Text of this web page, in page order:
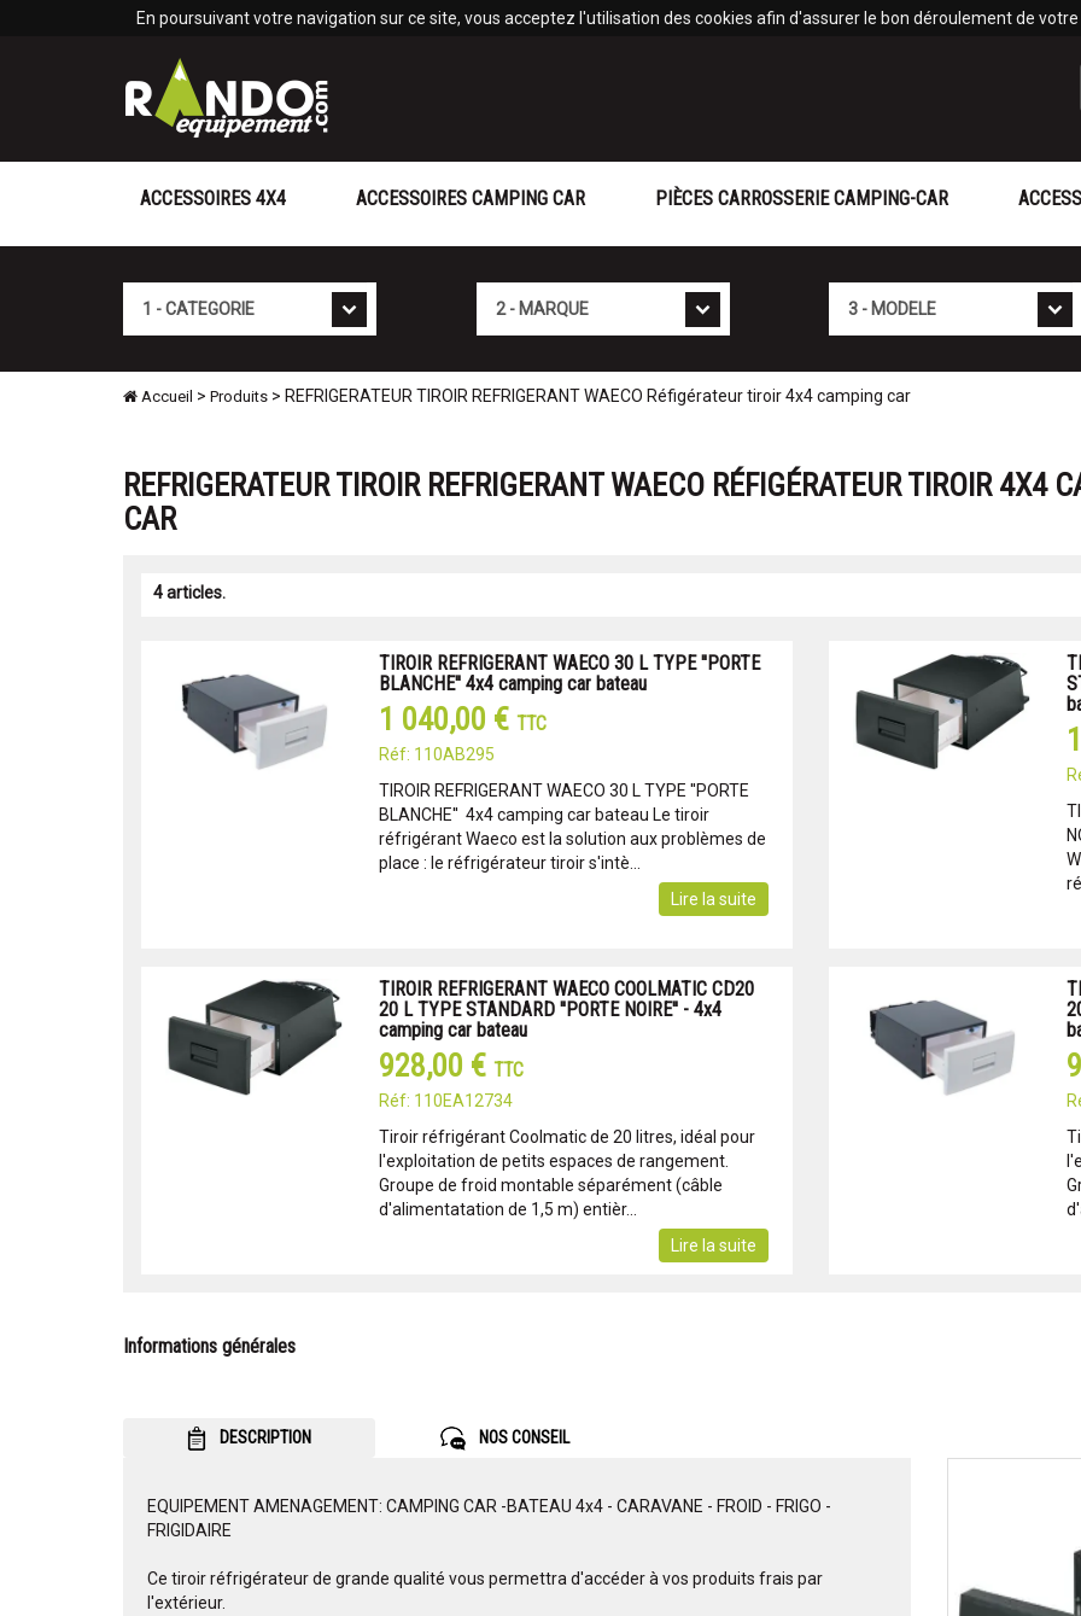
En poursuivant votre navigation sur ce site, vous acceptez l'utilisation des cookies afin d'assurer le bon déroulement de
ACCESSOIRES 4X4 ACCESSOIRES CAMPING CAR PIÈCES CARROSSERIE CAMPING-CAR
Accueil > Produits > REFRIGERATEUR TIROIR REFRIGERANT WAECO Réfigérateur tiroir 4x4 camping car
REFRIGERATEUR TIROIR REFRIGERANT WAECO RÉFIGÉRATEUR TIROIR 4X4
CAR
4 articles.
TIROIR REFRIGERANT WAECO 30 L TYPE ''PORTE
BLANCHE'' 4x4 camping car bateau
1 040,00 € TTC
Réf: 110AB295
TIROIR REFRIGERANT WAECO 30 L TYPE ''PORTE
BLANCHE'' 4x4 camping car bateau Le tiroir
réfrigérant Waeco est la solution aux problèmes de
place : le réfrigérateur tiroir s'intè...
Lire la suite
TIROIR REFRIGERANT WAECO COOLMATIC CD20
20 L TYPE STANDARD ''PORTE NOIRE'' - 4x4
camping car bateau
928,00 € TTC
Réf: 110EA12734
Tiroir réfrigérant Coolmatic de 20 litres, idéal pour
l'exploitation de petits espaces de rangement.
Groupe de froid montable séparément (câble
d'alimentatation de 1,5 m) entièr...
Lire la suite
Informations générales
DESCRIPTION NOS CONSEIL
EQUIPEMENT AMENAGEMENT: CAMPING CAR -BATEAU 4x4 - CARAVANE - FROID - FRIGO -
FRIGIDAIRE
Ce tiroir réfrigérateur de grande qualité vous permettra d'accéder à vos produits frais par
l'extérieur.
Panneau de gestion des cookies